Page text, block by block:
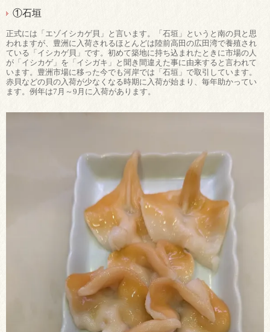
①石垣
正式には「エゾイシカゲ貝」と言います。「石垣」というと南の貝と思
われますが、豊洲に入荷されるほとんどは陸前高田の広田湾で養殖され
ている「イシカゲ貝」です。初めて築地に持ち込まれたときに市場の人
が「イシカゲ」を「イシガキ」と聞き間違えた事に由来すると言われて
います。豊洲市場に移った今でも河岸では「石垣」で取引しています。
赤貝などの貝の入荷が少なくなる時期に入荷が始まり、毎年助かってい
ます。例年は7月～9月に入荷があります。